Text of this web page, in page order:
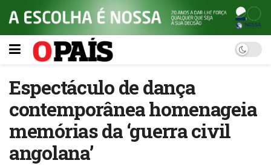
Espectáculo de dança
contemporânea homenageia
memórias da ‘guerra civil
angolana’